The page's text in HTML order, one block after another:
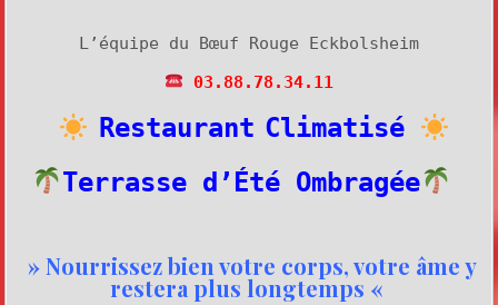
L’équipe du Bœuf Rouge Eckbolsheim
03.88.78.34.11
Restaurant Climatisé
Terrasse d’Été Ombragée
» Nourrissez bien votre corps, votre âme y
restera plus longtemps «